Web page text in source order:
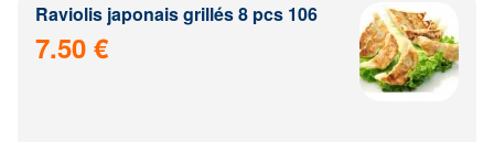
Raviolis japonais grillés 8 pcs 106
7.50 €